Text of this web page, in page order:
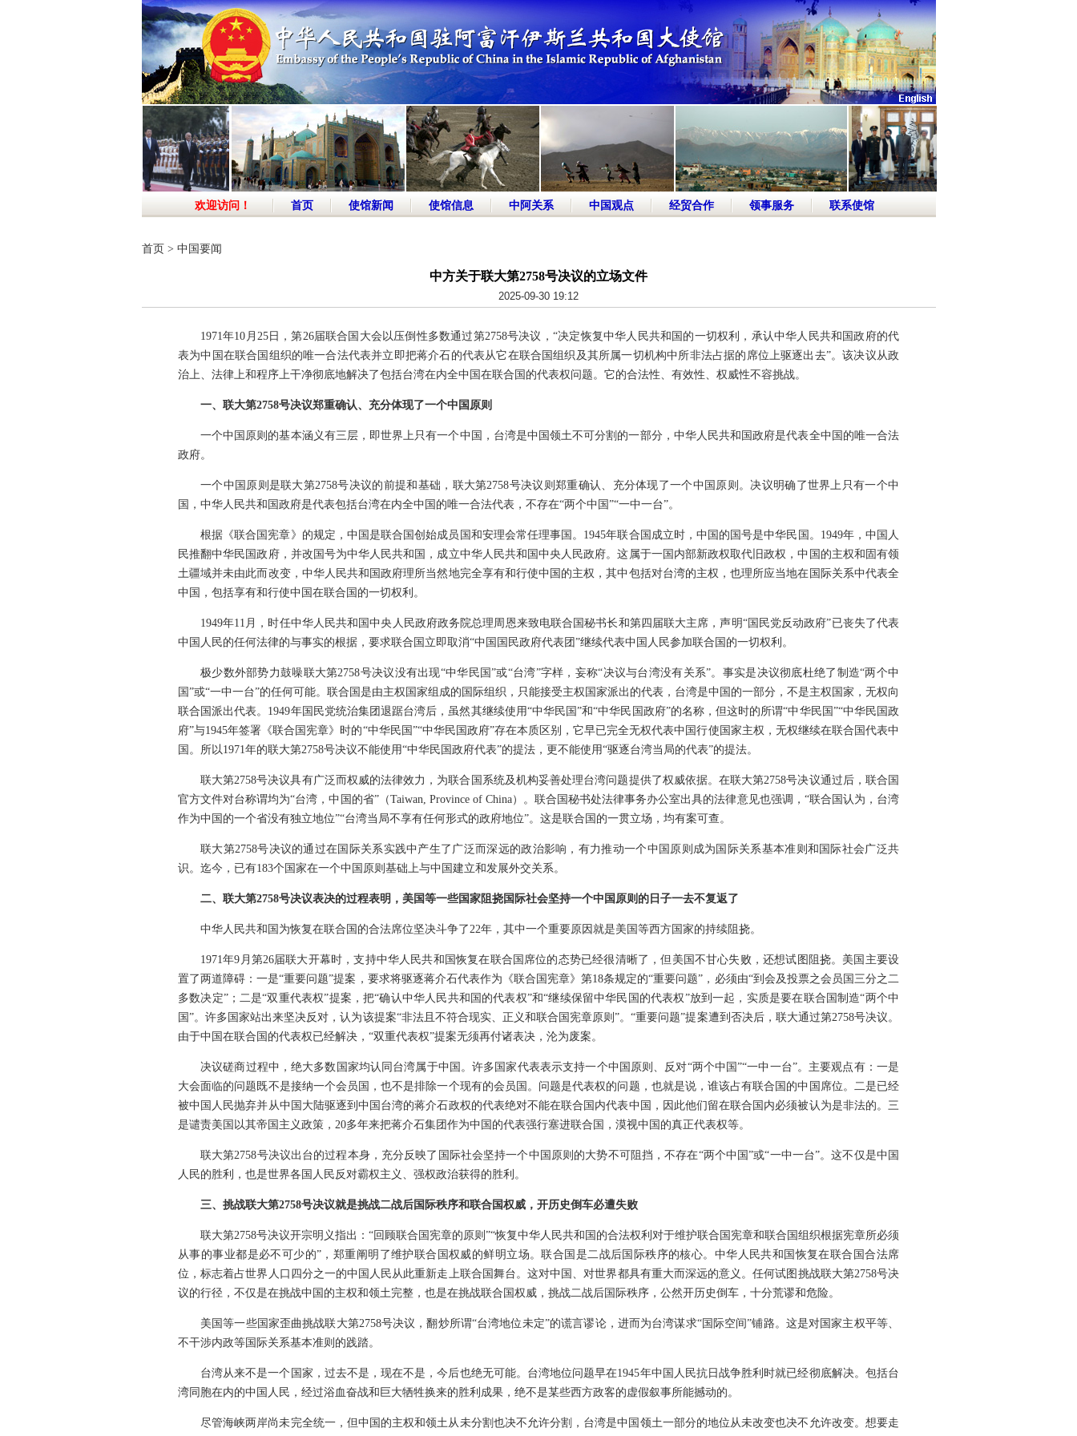
欢迎访问！ 首页 使馆新闻 使馆信息 中阿关系 中国观点 经贸合作 领事服务 联系使馆
首页 > 中国要闻
中方关于联大第2758号决议的立场文件
2025-09-30 19:12
1971年10月25日，第26届联合国大会以压倒性多数通过第2758号决议，“决定恢复中华人民共和国的一切权利，承认中华人民共和国政府的代
表为中国在联合国组织的唯一合法代表并立即把蒋介石的代表从它在联合国组织及其所属一切机构中所非法占据的席位上驱逐出去”。该决议从政
治上、法律上和程序上干净彻底地解决了包括台湾在内全中国在联合国的代表权问题。它的合法性、有效性、权威性不容挑战。
一、联大第2758号决议郑重确认、充分体现了一个中国原则
一个中国原则的基本涵义有三层，即世界上只有一个中国，台湾是中国领土不可分割的一部分，中华人民共和国政府是代表全中国的唯一合法
政府。
一个中国原则是联大第2758号决议的前提和基础，联大第2758号决议则郑重确认、充分体现了一个中国原则。决议明确了世界上只有一个中
国，中华人民共和国政府是代表包括台湾在内全中国的唯一合法代表，不存在“两个中国”“一中一台”。
根据《联合国宪章》的规定，中国是联合国创始成员国和安理会常任理事国。1945年联合国成立时，中国的国号是中华民国。1949年，中国人
民推翻中华民国政府，并改国号为中华人民共和国，成立中华人民共和国中央人民政府。这属于一国内部新政权取代旧政权，中国的主权和固有领
土疆域并未由此而改变，中华人民共和国政府理所当然地完全享有和行使中国的主权，其中包括对台湾的主权，也理所应当地在国际关系中代表全
中国，包括享有和行使中国在联合国的一切权利。
1949年11月，时任中华人民共和国中央人民政府政务院总理周恩来致电联合国秘书长和第四届联大主席，声明“国民党反动政府”已丧失了代表
中国人民的任何法律的与事实的根据，要求联合国立即取消“中国国民政府代表团”继续代表中国人民参加联合国的一切权利。
极少数外部势力鼓噪联大第2758号决议没有出现“中华民国”或“台湾”字样，妄称“决议与台湾没有关系”。事实是决议彻底杜绝了制造“两个中
国”或“一中一台”的任何可能。联合国是由主权国家组成的国际组织，只能接受主权国家派出的代表，台湾是中国的一部分，不是主权国家，无权向
联合国派出代表。1949年国民党统治集团退踞台湾后，虽然其继续使用“中华民国”和“中华民国政府”的名称，但这时的所谓“中华民国”“中华民国政
府”与1945年签署《联合国宪章》时的“中华民国”“中华民国政府”存在本质区别，它早已完全无权代表中国行使国家主权，无权继续在联合国代表中
国。所以1971年的联大第2758号决议不能使用“中华民国政府代表”的提法，更不能使用“驱逐台湾当局的代表”的提法。
联大第2758号决议具有广泛而权威的法律效力，为联合国系统及机构妥善处理台湾问题提供了权威依据。在联大第2758号决议通过后，联合国
官方文件对台称谓均为“台湾，中国的省”（Taiwan, Province of China）。联合国秘书处法律事务办公室出具的法律意见也强调，“联合国认为，台湾
作为中国的一个省没有独立地位”“台湾当局不享有任何形式的政府地位”。这是联合国的一贯立场，均有案可查。
联大第2758号决议的通过在国际关系实践中产生了广泛而深远的政治影响，有力推动一个中国原则成为国际关系基本准则和国际社会广泛共
识。迄今，已有183个国家在一个中国原则基础上与中国建立和发展外交关系。
二、联大第2758号决议表决的过程表明，美国等一些国家阻挠国际社会坚持一个中国原则的日子一去不复返了
中华人民共和国为恢复在联合国的合法席位坚决斗争了22年，其中一个重要原因就是美国等西方国家的持续阻挠。
1971年9月第26届联大开幕时，支持中华人民共和国恢复在联合国席位的态势已经很清晰了，但美国不甘心失败，还想试图阻挠。美国主要设
置了两道障碍：一是“重要问题”提案，要求将驱逐蒋介石代表作为《联合国宪章》第18条规定的“重要问题”，必须由“到会及投票之会员国三分之二
多数决定”；二是“双重代表权”提案，把“确认中华人民共和国的代表权”和“继续保留中华民国的代表权”放到一起，实质是要在联合国制造“两个中
国”。许多国家站出来坚决反对，认为该提案“非法且不符合现实、正义和联合国宪章原则”。“重要问题”提案遭到否决后，联大通过第2758号决议。
由于中国在联合国的代表权已经解决，“双重代表权”提案无须再付诸表决，沦为废案。
决议磋商过程中，绝大多数国家均认同台湾属于中国。许多国家代表表示支持一个中国原则、反对“两个中国”“一中一台”。主要观点有：一是
大会面临的问题既不是接纳一个会员国，也不是排除一个现有的会员国。问题是代表权的问题，也就是说，谁该占有联合国的中国席位。二是已经
被中国人民抛弃并从中国大陆驱逐到中国台湾的蒋介石政权的代表绝对不能在联合国内代表中国，因此他们留在联合国内必须被认为是非法的。三
是谴责美国以其帝国主义政策，20多年来把蒋介石集团作为中国的代表强行塞进联合国，漠视中国的真正代表权等。
联大第2758号决议出台的过程本身，充分反映了国际社会坚持一个中国原则的大势不可阻挡，不存在“两个中国”或“一中一台”。这不仅是中国
人民的胜利，也是世界各国人民反对霸权主义、强权政治获得的胜利。
三、挑战联大第2758号决议就是挑战二战后国际秩序和联合国权威，开历史倒车必遭失败
联大第2758号决议开宗明义指出：“回顾联合国宪章的原则”“恢复中华人民共和国的合法权利对于维护联合国宪章和联合国组织根据宪章所必须
从事的事业都是必不可少的”，郑重阐明了维护联合国权威的鲜明立场。联合国是二战后国际秩序的核心。中华人民共和国恢复在联合国合法席
位，标志着占世界人口四分之一的中国人民从此重新走上联合国舞台。这对中国、对世界都具有重大而深远的意义。任何试图挑战联大第2758号决
议的行径，不仅是在挑战中国的主权和领土完整，也是在挑战联合国权威，挑战二战后国际秩序，公然开历史倒车，十分荒谬和危险。
美国等一些国家歪曲挑战联大第2758号决议，翻炒所谓“台湾地位未定”的谎言谬论，进而为台湾谋求“国际空间”铺路。这是对国家主权平等、
不干涉内政等国际关系基本准则的践踏。
台湾从来不是一个国家，过去不是，现在不是，今后也绝无可能。台湾地位问题早在1945年中国人民抗日战争胜利时就已经彻底解决。包括台
湾同胞在内的中国人民，经过浴血奋战和巨大牺牲换来的胜利成果，绝不是某些西方政客的虚假叙事所能撼动的。
尽管海峡两岸尚未完全统一，但中国的主权和领土从未分割也决不允许分割，台湾是中国领土一部分的地位从未改变也决不允许改变。想要走